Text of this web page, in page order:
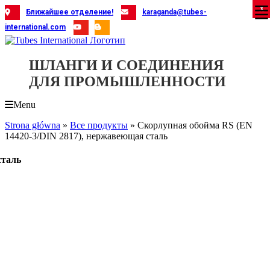
Skip
to
content
Ближайшее отделение!
karaganda@tubes-
international.com
ШЛАНГИ И СОЕДИНЕНИЯ
ДЛЯ ПРОМЫШЛЕННОСТИ
Menu
Strona główna » Все продукты » Скорлупная обойма RS (EN
14420-3/DIN 2817), нержавеющая сталь
X
X
X
X
X
X
X
X
X
X
X
X
X
X
X
X
X
X
X